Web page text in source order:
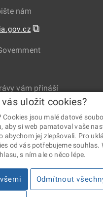
nám
⧉
vám přináší
agentura • Informace jsou
č. 106/1999 Sb., o svobodném
uložit cookies?
Cookies jsou malé datové
aby si web pamatoval vaše
abychom jej zlepšovali. Pro
od vás potřebujeme souhlas.
s ním ale o něco lépe.
Odmítnout